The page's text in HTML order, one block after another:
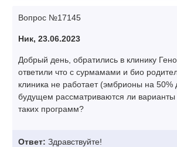
Вопрос №17145
Ник, 23.06.2023
Добрый день, обратились в клинику
ответили что с сурмамами и био
клиника не работает (эмбрионы на 50%
будущем рассматриваются ли варианты
таких программ?
Ответ: Здравствуйте!